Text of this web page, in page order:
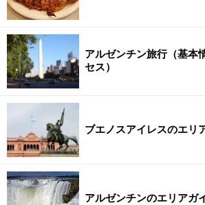
アルゼンチン旅行（基本
セス）
ブエノスアイレスのエリ
アルゼンチンのエリアガ